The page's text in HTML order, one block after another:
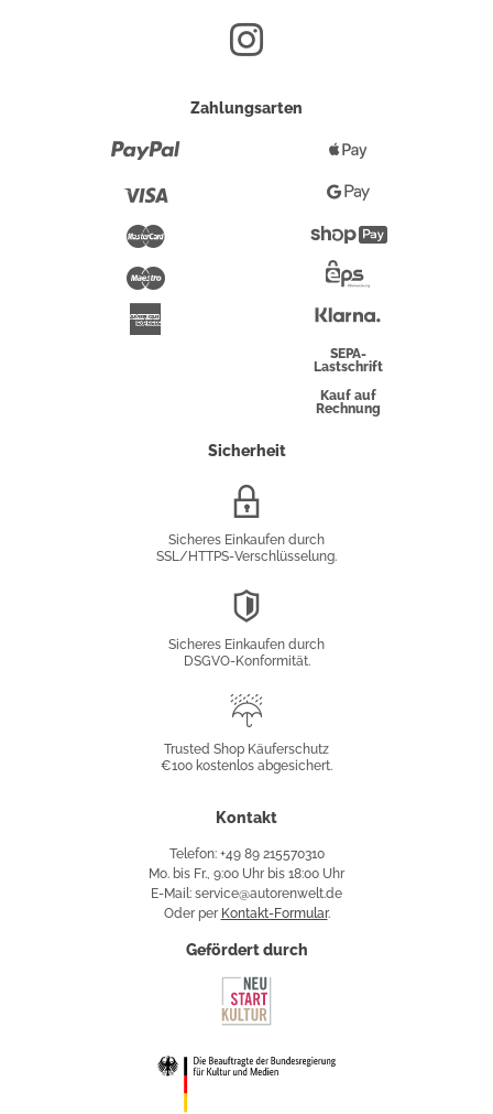
Zahlungsarten
Maestro
Pay
Google
Pay
Überweisung
SEPA-
Lastschrift
Kauf auf
Rechnung
Sicherheit
Sicheres Einkaufen durch
SSL/HTTPS-Verschlüsselung.
Sicheres Einkaufen durch
DSGVO-Konformität.
Käuferschutz
Trusted Shop Käuferschutz
€100 kostenlos abgesichert.
Kontakt
Telefon: +49 89 215570310
Mo. bis Fr., 9:00 Uhr bis 18:00 Uhr
E-Mail: service@autorenwelt.de
Oder per Kontakt-Formular.
Gefördert durch